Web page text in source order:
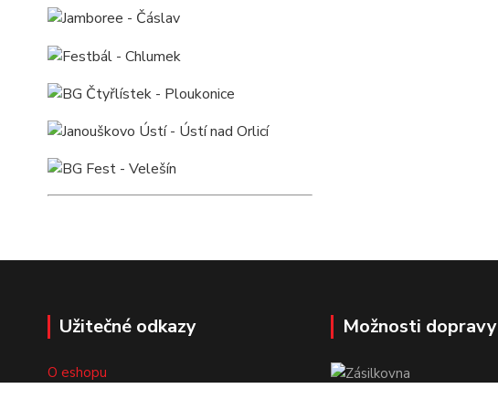
Užitečné odkazy
O eshopu
Možnosti dopravy